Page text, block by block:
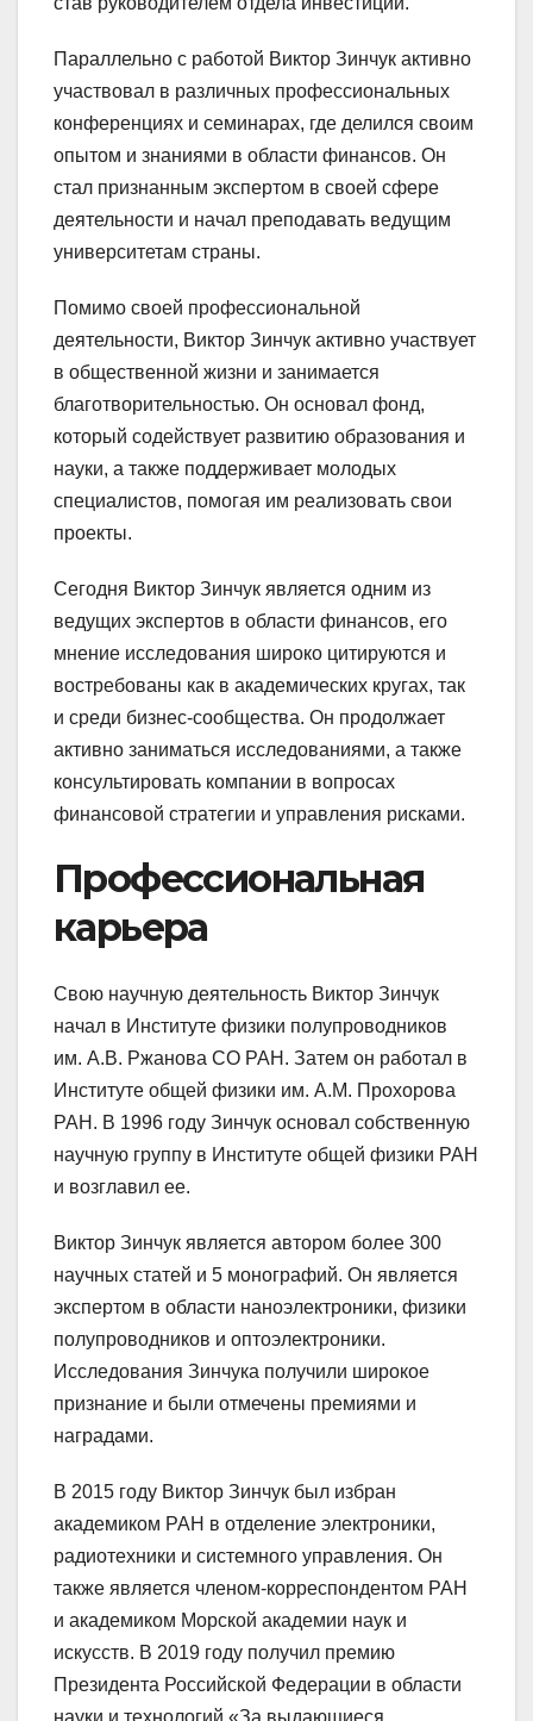
Параллельно с работой Виктор Зинчук активно
участвовал в различных профессиональных
конференциях и семинарах, где делился своим
опытом и знаниями в области финансов. Он
стал признанным экспертом в своей сфере
деятельности и начал преподавать ведущим
университетам страны.
Помимо своей профессиональной
деятельности, Виктор Зинчук активно участвует
в общественной жизни и занимается
благотворительностью. Он основал фонд,
который содействует развитию образования и
науки, а также поддерживает молодых
специалистов, помогая им реализовать свои
проекты.
Сегодня Виктор Зинчук является одним из
ведущих экспертов в области финансов, его
мнение исследования широко цитируются и
востребованы как в академических кругах, так
и среди бизнес-сообщества. Он продолжает
активно заниматься исследованиями, а также
консультировать компании в вопросах
финансовой стратегии и управления рисками.
Профессиональная
карьера
Свою научную деятельность Виктор Зинчук
начал в Институте физики полупроводников
им. А.В. Ржанова СО РАН. Затем он работал в
Институте общей физики им. А.М. Прохорова
РАН. В 1996 году Зинчук основал собственную
научную группу в Институте общей физики РАН
и возглавил ее.
Виктор Зинчук является автором более 300
научных статей и 5 монографий. Он является
экспертом в области наноэлектроники, физики
полупроводников и оптоэлектроники.
Исследования Зинчука получили широкое
признание и были отмечены премиями и
наградами.
В 2015 году Виктор Зинчук был избран
академиком РАН в отделение электроники,
радиотехники и системного управления. Он
также является членом-корреспондентом РАН
и академиком Морской академии наук и
искусств. В 2019 году получил премию
Президента Российской Федерации в области